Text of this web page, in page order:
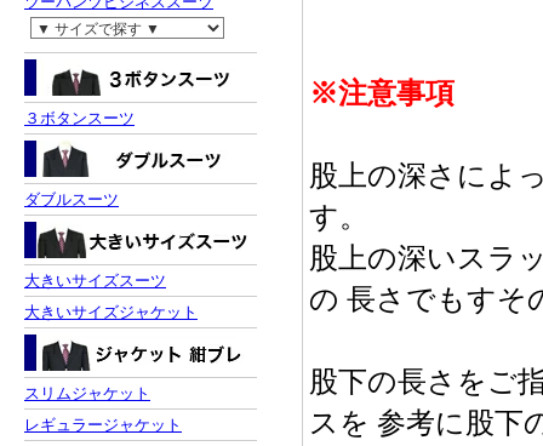
３ボタンスーツ
ダブルスーツ
大きいサイズスーツ
大きいサイズジャケット
スリムジャケット
レギュラージャケット
※注意事項
股上の深さによ
す。
股上の深いスラ
の 長さでもすそ
股下の長さをご
スを 参考に股下